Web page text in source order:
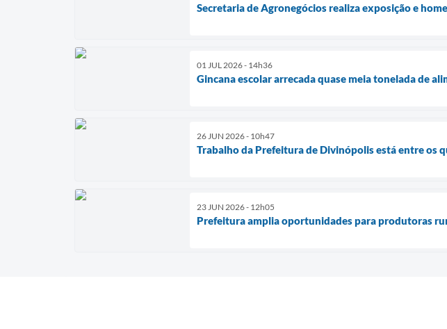
Secretaria de Agronegócios realiza exposição e
01 JUL 2026 - 14h36
Gincana escolar arrecada quase meia tonelada de
26 JUN 2026 - 10h47
Trabalho da Prefeitura de Divinópolis está entre os
23 JUN 2026 - 12h05
Prefeitura amplia oportunidades para produtoras